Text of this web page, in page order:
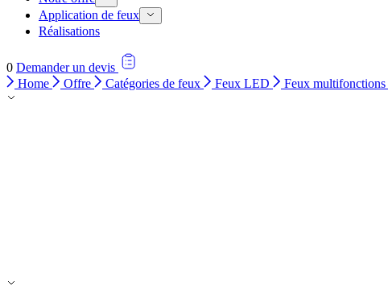
Application de feux
Réalisations
0 Demander un devis
Home
Offre Catégories de feux Feux LED Feux multifonctions